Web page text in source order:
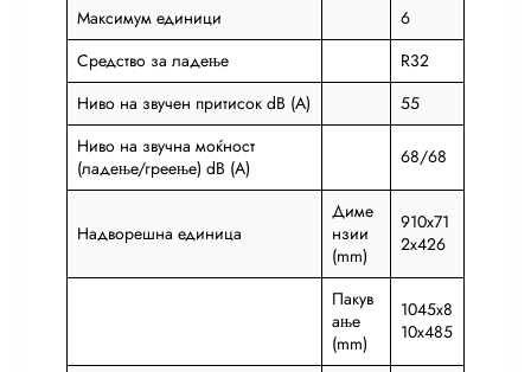
Максимум единици
6
Средство за ладење
R32
Ниво на звучен притисок dB (A)
55
Ниво на звучна моќност
(ладење/греење) dB (A)
68/68
Надворешна единица
Диме
нзии
(mm)
910x71
2x426
Пакув
ање
(mm)
1045x8
10x485